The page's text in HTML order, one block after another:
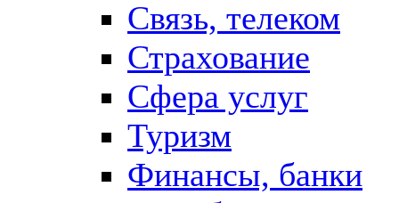
Связь, телеком
Страхование
Сфера услуг
Туризм
Финансы, банки